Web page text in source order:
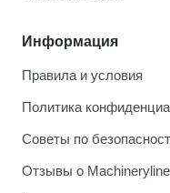
Информация
Правила и условия
Политика
Советы по
Отзывы о Machineryline